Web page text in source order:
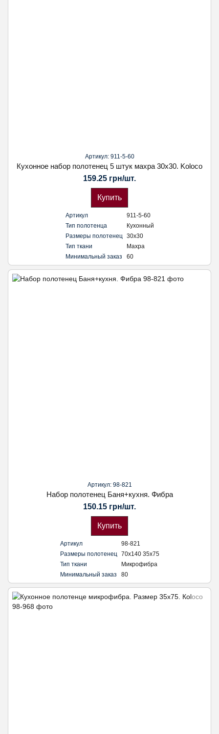
Артикул: 911-5-60
Кухонное набор полотенец 5 штук махра 30х30. Koloco
159.25 грн/шт.
Купить
Артикул
911-5-60
Тип полотенца
Кухонный
Размеры полотенец
30х30
Тип ткани
Махра
Минимальный заказ
60
Артикул: 98-821
Набор полотенец Баня+кухня. Фибра
150.15 грн/шт.
Купить
Артикул
98-821
Размеры полотенец
70х140 35х75
Тип ткани
Микрофибра
Минимальный заказ
80